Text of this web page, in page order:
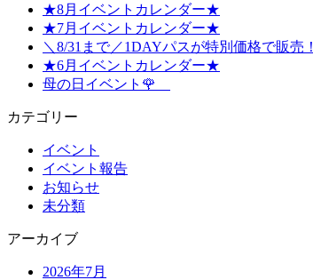
★8月イベントカレンダー★
★7月イベントカレンダー★
＼8/31まで／1DAYパスが特別価格で販売！
★6月イベントカレンダー★
母の日イベント🌹
カテゴリー
イベント
イベント報告
お知らせ
未分類
アーカイブ
2026年7月